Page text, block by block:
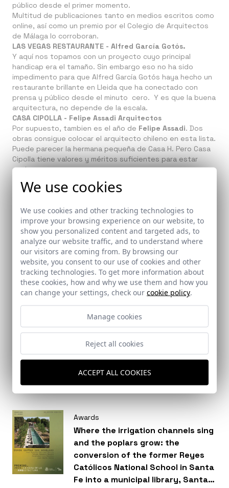
público desde el primer momento.
Multitud de publicaciones tanto en medios escritos como
online, así como un premio por el Colegio de Arquitectos
de Málaga lo corroboran.
LAS VEGAS RESTAURANTE - Alfred García Gotós.
Y aquí nos topamos con un proyecto cuyo principal
handicap era el tamaño. Sin embargo eso no ha sido
impedimento para que Alfred García Gotós haya hecho un
restaurante brillante en Lleida que ha conectado con
prensa y público desde el minuto cero. Y es que la buena
arquitectura, no depende de la escala.
CASA CIPOLLA - Felipe Assadi Arquitectos
Por supuesto, tambien es el año de Felipe Assadi. Dos
obras consigue colocar el arquitecto chileno en esta lista.
Puede parecer la hermana pequeña de Casa H. Pero Casa
Cipolla tiene valores y méritos suficientes para estar
aqui.
APARTAMENTO A003 - Sandra Robles
Terminamos con Sandra Robles que firmaba sin duda uno
año 2018. Ese trabajo y ese esfuerzo se ha visto
premiado con vuestros likes y vuestras visitas, que han
acabado incluyendolo entre la lista delo mejor de
Archdaily de este 2018.
¡ENHORABUENA A TODOS!Y trabajaremos duro este 2019
para que el número de premiados sea aún mayor.
Brief
New icons for the 21st century. An
article by Pacho G. Castilla,
Fernando Alda.
Awards
Where the irrigation channels sing
and the poplars grow: the
conversion of the former Reyes
Católicos National School in Santa
Fe into a municipal library, Santa
We use cookies
We use cookies and other tracking technologies to
improve your browsing experience on our website, to
show you personalized content and targeted ads, to
analyze our website traffic, and to understand where
our visitors are coming from. By browsing our
website, you consent to our use of cookies and other
tracking technologies. To get more information about
these cookies, how and why we use them and how you
can change your settings, check our cookie policy.
Manage cookies
Reject all cookies
ACCEPT ALL COOKIES